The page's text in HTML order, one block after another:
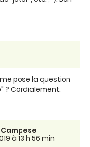
pose la question
? Cordialement.
à 13 h 56 min